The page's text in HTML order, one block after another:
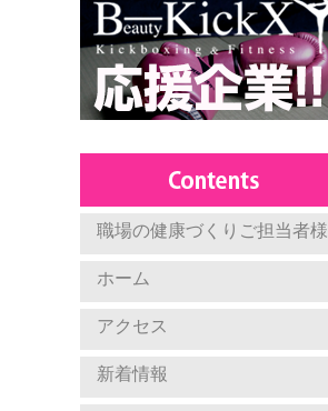
職場の健康づくりご担当者様
ホーム
アクセス
新着情報